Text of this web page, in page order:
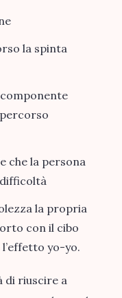
la spinta
che la persona
la propria
con il cibo
yo-yo.
di riuscire a